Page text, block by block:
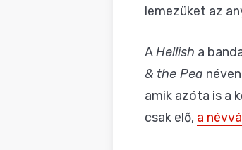
lemezüket az
AHellish a
& the Pea
amik azóta is a
csak elő, a